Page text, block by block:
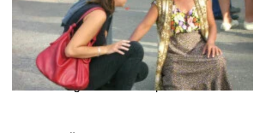
Rom: l’integrazione è un passo di danza